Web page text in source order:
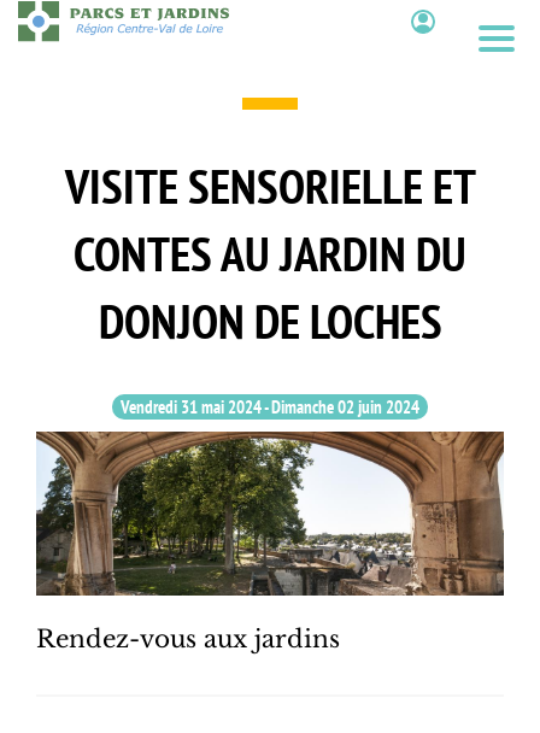
Aller
au
VISITE SENSORIELLE ET
CONTES AU JARDIN DU
DONJON DE LOCHES
Vendredi 31 mai 2024-Dimanche 02 juin 2024
Rendez-vous aux jardins